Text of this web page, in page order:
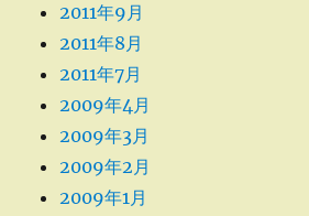
2011年9月
2011年8月
2011年7月
2009年4月
2009年3月
2009年2月
2009年1月